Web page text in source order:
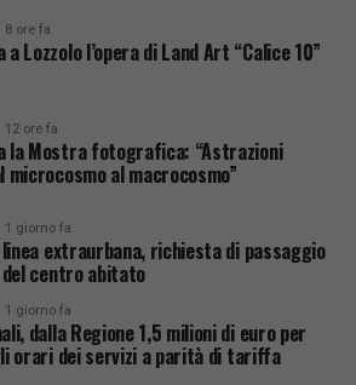
8 ore fa
Lozzolo l’opera di Land Art “Calice 10”
12 ore fa
la Mostra fotografica: “Astrazioni
microcosmo al macrocosmo”
1 giorno fa
extraurbana, richiesta di passaggio
centro abitato
1 giorno fa
dalla Regione 1,5 milioni di euro per
orari dei servizi a parità di tariffa